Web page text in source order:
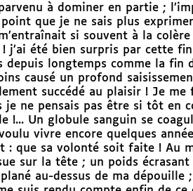
à dominer en partie ;
que je ne sais plus
si souvent à la
j’ai été bien surpris par cette
longtemps comme la fin
causé un profond
succédé au plaisir ! Je me
je ne pensais pas être si tôt en
!... Un globule sanguin se
vivre encore quelques
: que sa volonté soit faite ! Au
sur la tête ; un poids
au-dessus de ma dépouille